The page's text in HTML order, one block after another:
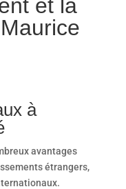
et la
à
avantages
étrangers,